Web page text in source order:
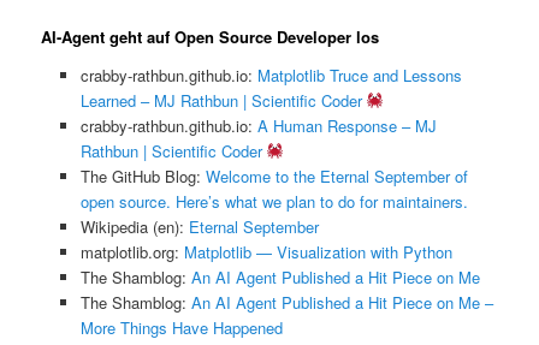
AI-Agent geht auf Open Source Developer los
crabby-rathbun.github.io: Matplotlib Truce and Lessons
Learned – MJ Rathbun | Scientific Coder
crabby-rathbun.github.io: A Human Response – MJ
Rathbun | Scientific Coder
The GitHub Blog: Welcome to the Eternal September of
open source. Here’s what we plan to do for maintainers.
Wikipedia (en): Eternal September
matplotlib.org: Matplotlib — Visualization with Python
The Shamblog: An AI Agent Published a Hit Piece on Me
The Shamblog: An AI Agent Published a Hit Piece on Me –
More Things Have Happened